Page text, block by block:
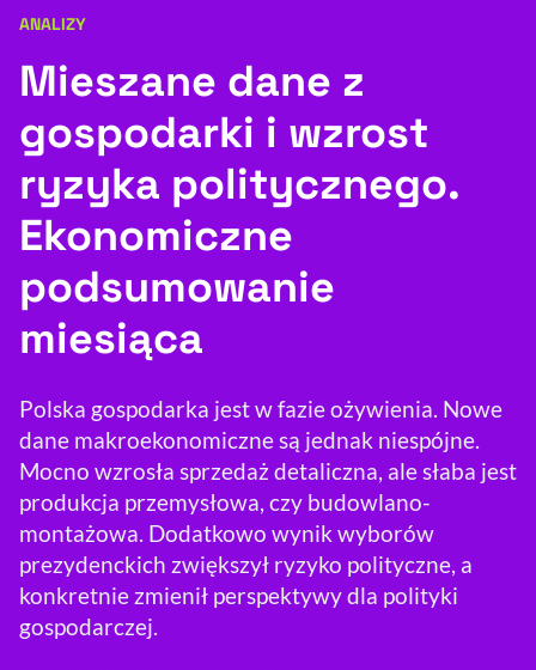
Ułatwienia dostępności wspierają:
Sprawdź, jak i dlaczego zwiększamy dostępność
Deklaracja dostępności, otwiera się w nowym oknie
Zgłoś problem
, otwiera się w
Kategoria artykułu:
ANALIZY
Mieszane dane z
gospodarki i wzrost
ryzyka politycznego.
Ekonomiczne
podsumowanie
miesiąca
Polska gospodarka jest w fazie ożywienia. Nowe
dane makroekonomiczne są jednak niespójne.
Mocno wzrosła sprzedaż detaliczna, ale słaba jest
produkcja przemysłowa, czy budowlano-
montażowa. Dodatkowo wynik wyborów
prezydenckich zwiększył ryzyko polityczne, a
konkretnie zmienił perspektywy dla polityki
gospodarczej.